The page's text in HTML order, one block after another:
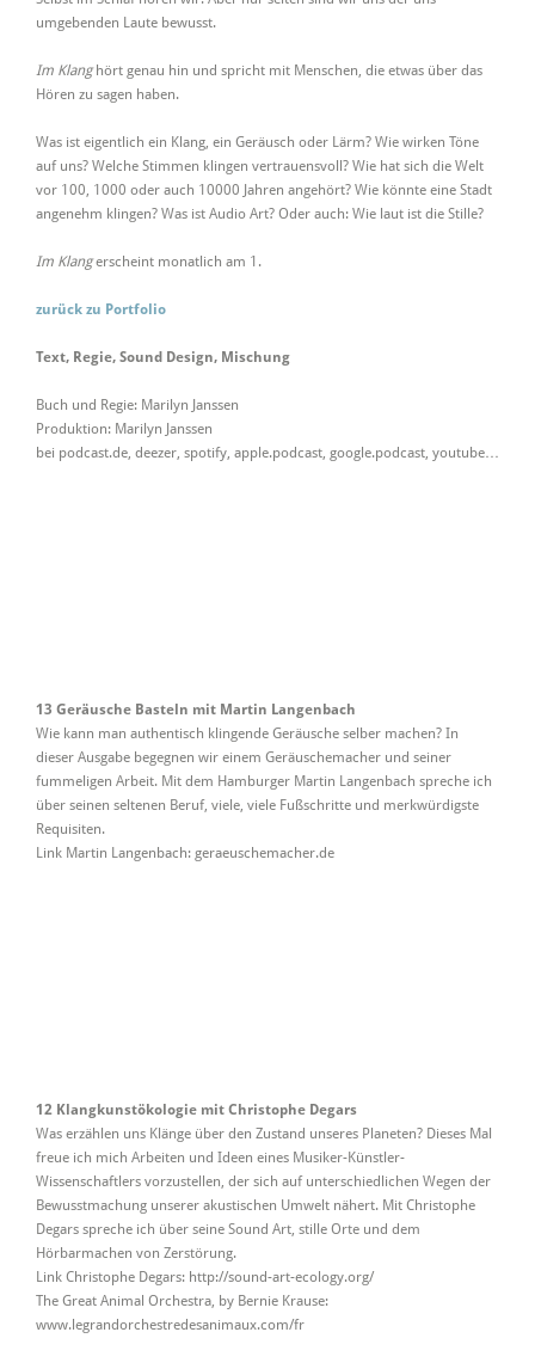
umgebenden Laute bewusst.
Im Klanghört genau hin und spricht mit Menschen, die etwas über das
Hören zu sagen haben.
Was ist eigentlich ein Klang, ein Geräusch oder Lärm? Wie wirken Töne
auf uns? Welche Stimmen klingen vertrauensvoll? Wie hat sich die Welt
vor 100, 1000 oder auch 10000 Jahren angehört? Wie könnte eine Stadt
angenehm klingen? Was ist Audio Art? Oder auch: Wie laut ist die Stille?
Im Klangerscheint monatlich am 1.
zurück zu Portfolio
Text, Regie, Sound Design, Mischung
Buch und Regie: Marilyn Janssen
Produktion: Marilyn Janssen
bei podcast.de, deezer, spotify, apple.podcast, google.podcast, youtube…
13 Geräusche Basteln mit Martin Langenbach
Wie kann man authentisch klingende Geräusche selber machen? In
dieser Ausgabe begegnen wir einem Geräuschemacher und seiner
fummeligen Arbeit. Mit dem Hamburger Martin Langenbach spreche ich
über seinen seltenen Beruf, viele, viele Fußschritte und merkwürdigste
Requisiten.
Link Martin Langenbach: geraeuschemacher.de
12 Klangkunstökologie mit Christophe Degars
Was erzählen uns Klänge über den Zustand unseres Planeten? Dieses Mal
freue ich mich Arbeiten und Ideen eines Musiker-Künstler-
Wissenschaftlers vorzustellen, der sich auf unterschiedlichen Wegen der
Bewusstmachung unserer akustischen Umwelt nähert. Mit Christophe
Degars spreche ich über seine Sound Art, stille Orte und dem
Hörbarmachen von Zerstörung.
Link Christophe Degars: http://sound-art-ecology.org/
The Great Animal Orchestra, by Bernie Krause:
www.legrandorchestredesanimaux.com/fr